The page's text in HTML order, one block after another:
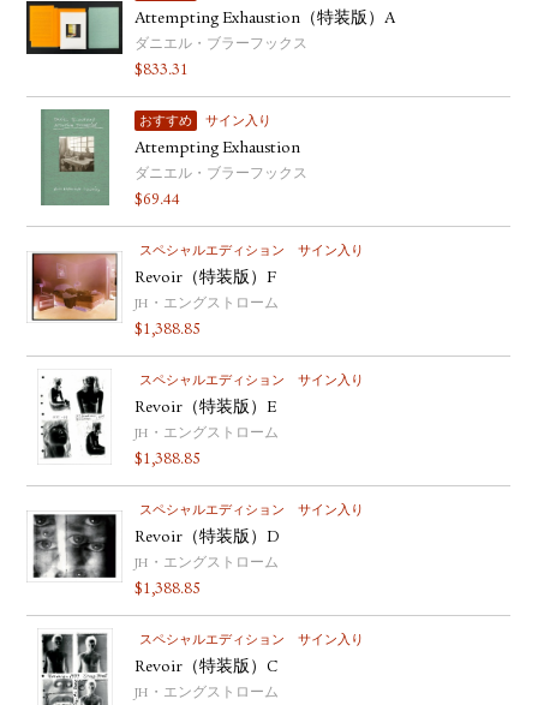
Attempting Exhaustion（特装版）A
ダニエル・ブラーフックス
$833.31
おすすめ サイン入り
Attempting Exhaustion
ダニエル・ブラーフックス
$69.44
スペシャルエディション サイン入り
Revoir（特装版）F
JH・エングストローム
$1,388.85
スペシャルエディション サイン入り
Revoir（特装版）E
JH・エングストローム
$1,388.85
スペシャルエディション サイン入り
Revoir（特装版）D
JH・エングストローム
$1,388.85
スペシャルエディション サイン入り
Revoir（特装版）C
JH・エングストローム